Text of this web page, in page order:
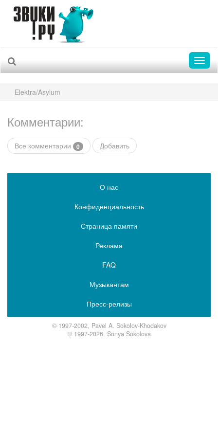
Elektra/Asylum
Комментарии:
Все комментарии 0 Добавить
О нас
Конфиденциальность
Страница памяти
Реклама
FAQ
Музыкантам
Пресс-релизы
© 1997-2002, Pavel A. Sokolov-Khodakov
© 1997-2026, Sonya Sokolova